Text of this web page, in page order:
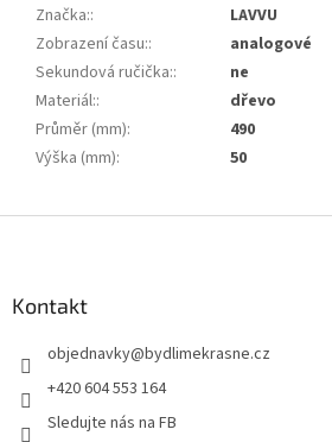
Značka::
LAVVU
Zobrazení času::
analogové
Sekundová ručička::
ne
Materiál::
dřevo
Průměr (mm):
490
Výška (mm): 50
Kontakt
objednavky@bydlimekrasne.cz
+420 604 553 164
Sledujte nás na FB